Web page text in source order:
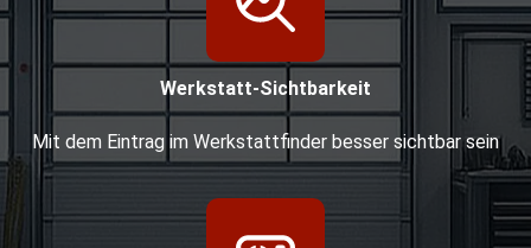
Werkstatt-Sichtbarkeit
Mit dem Eintrag im Werkstattfinder besser sichtbar sein